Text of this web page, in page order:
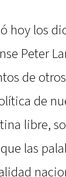
hoy los
Peter
de
de
libre,
las